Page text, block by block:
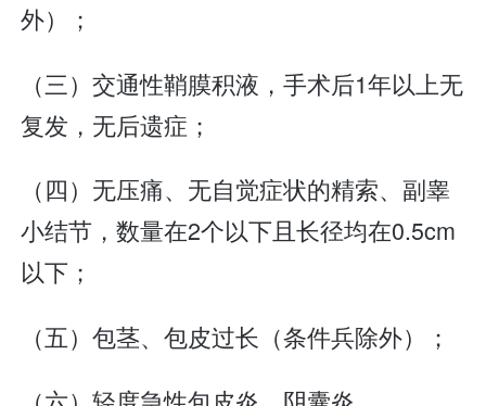
外）；
（三）交通性鞘膜积液，手术后1年以上无
复发，无后遗症；
（四）无压痛、无自觉症状的精索、副睾
小结节，数量在2个以下且长径均在0.5cm
以下；
（五）包茎、包皮过长（条件兵除外）；